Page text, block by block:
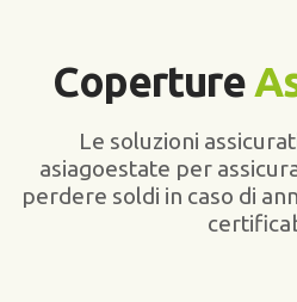
Coperture
Le soluzioni
asiagoestate per
perdere soldi in caso di